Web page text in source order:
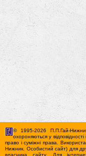
© 1995-2026 П.П.Гай-
охороняються у
право і суміжні права.
Нижник. Особистий сайт) для
власника сайту. Для